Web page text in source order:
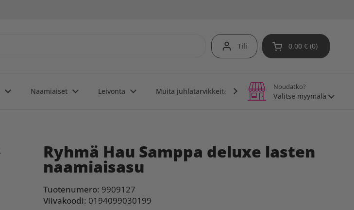
Tili Avaa ostoskori
0,00 € 0
Naamiaiset Leivonta Muita juhlatarvikkeita Teemajuhlat
Noudatko?
Valitse myymälä
Ryhmä Hau Samppa deluxe lasten
naamiaisasu
Tuotenumero: 9909127
Viivakoodi: 0194099030199